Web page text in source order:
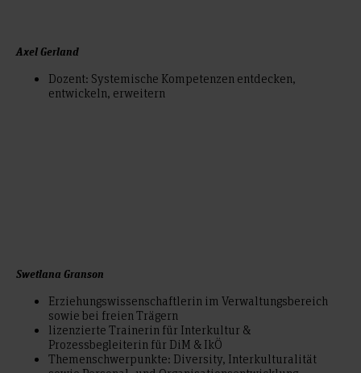
Axel Gerland
Dozent: Systemische Kompetenzen entdecken,
entwickeln, erweitern
Swetlana Granson
Erziehungswissenschaftlerin im Verwaltungsbereich
sowie bei freien Trägern
lizenzierte Trainerin für Interkultur &
Prozessbegleiterin für DiM & IkÖ
Themenschwerpunkte: Diversity, Interkulturalität